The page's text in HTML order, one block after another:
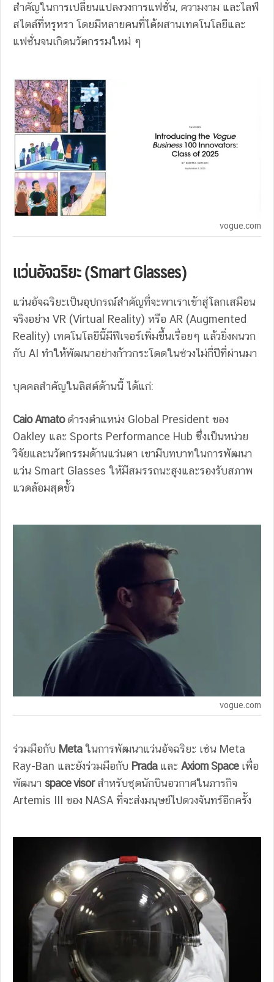
สำคัญในการเปลี่ยนแปลงวงการแฟชั่น, ความงาม และไลฟ์
สไตล์ที่หรูหรา โดยมีหลายคนที่ได้ผสานเทคโนโลยีและ
แฟชั่นจนเกิดนวัตกรรมใหม่ ๆ
vogue.com
แว่นอัจฉริยะ (Smart Glasses)
แว่นอัจฉริยะเป็นอุปกรณ์สำคัญที่จะพาเราเข้าสู่โลกเสมือน
จริงอย่าง VR (Virtual Reality) หรือ AR (Augmented
Reality) เทคโนโลยีนี้มีฟีเจอร์เพิ่มขึ้นเรื่อยๆ แล้วยิ่งผนวก
กับ AI ทำให้พัฒนาอย่างก้าวกระโดดในช่วงไม่กี่ปีที่ผ่านมา
บุคคลสำคัญในลิสต์ด้านนี้ ได้แก่:
Caio Amatoดำรงตำแหน่ง Global President ของ
Oakley และ Sports Performance Hub ซึ่งเป็นหน่วย
วิจัยและนวัตกรรมด้านแว่นตา เขามีบทบาทในการพัฒนา
แว่น Smart Glasses ให้มีสมรรถนะสูงและรองรับสภาพ
แวดล้อมสุดขั้ว
vogue.com
ร่วมมือกับ Metaในการพัฒนาแว่นอัจฉริยะ เช่น Meta
Ray-Ban และยังร่วมมือกับ Pradaและ Axiom Spaceเพื่อ
พัฒนา space visorสำหรับชุดนักบินอวกาศในภารกิจ
Artemis III ของ NASA ที่จะส่งมนุษย์ไปดวงจันทร์อีกครั้ง